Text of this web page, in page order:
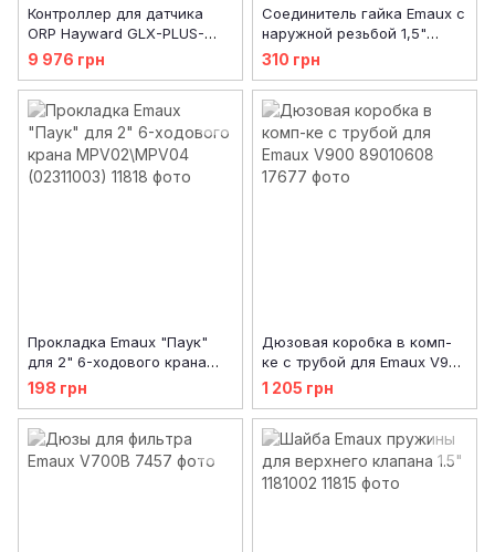
Контроллер для датчика
ORP Hayward GLX-PLUS-
CHIP
9 976 грн
Соединитель гайка Emaux с
наружной резьбой 1,5"
черная (01013015)
310 грн
Прокладка Emaux "Паук"
для 2" 6-ходового крана
MPV02\MPV04 (02311003)
198 грн
Дюзовая коробка в комп-
ке с трубой для Emaux V900
89010608
1 205 грн